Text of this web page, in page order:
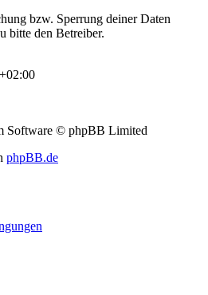
bzw. Sperrung deiner Daten
bitte den Betreiber.
Software © phpBB Limited
phpBB.de